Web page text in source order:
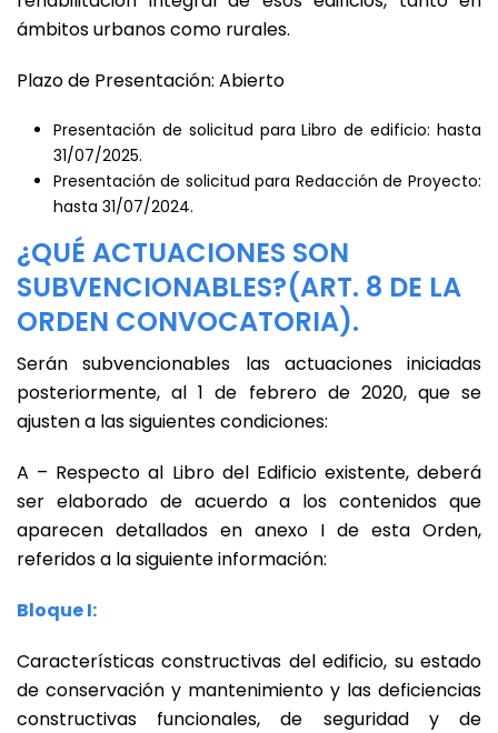
ámbitos urbanos como rurales.
Plazo de Presentación: Abierto
Presentación de solicitud para Libro de edificio: hasta
31/07/2025.
Presentación de solicitud para Redacción de Proyecto:
hasta 31/07/2024.
¿QUÉ ACTUACIONES SON
SUBVENCIONABLES?(ART. 8 DE LA
ORDEN CONVOCATORIA).
Serán subvencionables las actuaciones iniciadas
posteriormente, al 1 de febrero de 2020, que se
ajusten a las siguientes condiciones:
A – Respecto al Libro del Edificio existente, deberá
ser elaborado de acuerdo a los contenidos que
aparecen detallados en anexo I de esta Orden,
referidos a la siguiente información:
Bloque I:
Características constructivas del edificio, su estado
de conservación y mantenimiento y las deficiencias
constructivas funcionales, de seguridad y de